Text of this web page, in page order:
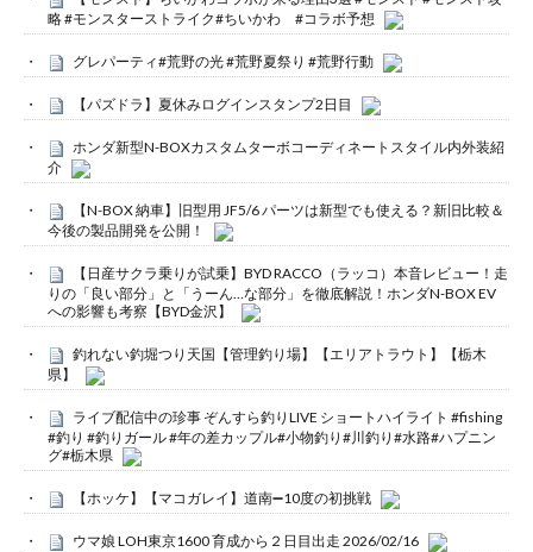
略 #モンスターストライク#ちいかわ #コラボ予想
グレパーティ#荒野の光 #荒野夏祭り #荒野行動
【パズドラ】夏休みログインスタンプ2日目
ホンダ新型N-BOXカスタムターボコーディネートスタイル内外装紹
介
【N-BOX 納車】旧型用 JF5/6 パーツは新型でも使える？新旧比較＆
今後の製品開発を公開！
【日産サクラ乗りが試乗】BYD RACCO（ラッコ）本音レビュー！走
りの「良い部分」と「うーん…な部分」を徹底解説！ホンダN-BOX EV
への影響も考察【BYD金沢】
釣れない釣堀つり天国【管理釣り場】【エリアトラウト】【栃木
県】
ライブ配信中の珍事 ぞんすら釣りLIVE ショートハイライト #fishing
#釣り #釣りガール #年の差カップル#小物釣り#川釣り#水路#ハプニン
グ#栃木県
【ホッケ】【マコガレイ】道南➖10度の初挑戦
ウマ娘 LOH東京1600 育成から２日目出走 2026/02/16